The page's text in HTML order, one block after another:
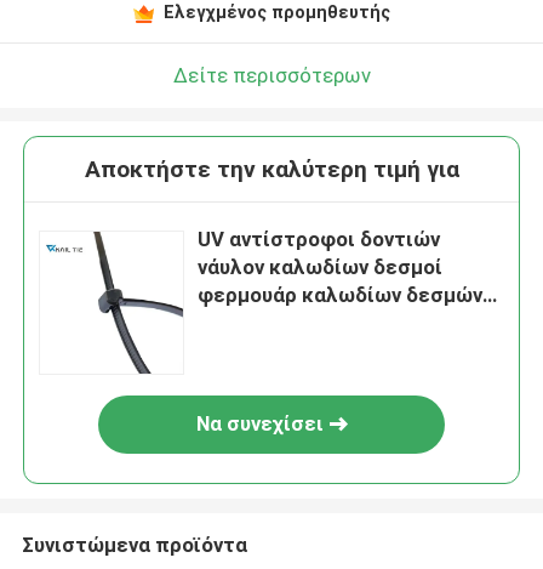
Ελεγχμένος προμηθευτής
Δείτε περισσότερων
Αποκτήστε την καλύτερη τιμή για
UV αντίστροφοι δοντιών
νάυλον καλωδίων δεσμοί
φερμουάρ καλωδίων δεσμών
Να συνεχίσει
Συνιστώμενα προϊόντα